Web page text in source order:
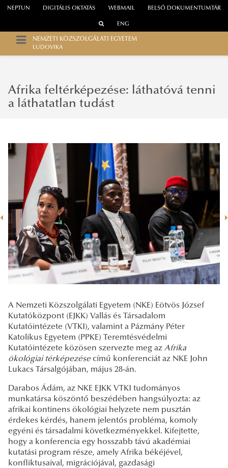
WEBMAIL
NEPTUN DIGITÁLIS OKTATÁS BELSŐ DOKUMENTUMTÁR
ENG
NEMZETI KÖZSZOLGÁLATI EGYETEM
LUDOVIKA
Afrika feltérképezése: láthatóvá tenni
a láthatatlan tudást
A Nemzeti Közszolgálati Egyetem (NKE) Eötvös József
Kutatóközpont (EJKK) Vallás és Társadalom
Kutatóintézete (VTKI), valamint a Pázmány Péter
Katolikus Egyetem (PPKE) Teremtésvédelmi
Kutatóintézete közösen szervezte meg az Afrika
ökológiai térképezésecímű konferenciát az NKE John
Lukacs Társalgójában, május 28-án.
Darabos Ádám, az NKE EJKK VTKI tudományos
munkatársa köszöntő beszédében hangsúlyozta: az
afrikai kontinens ökológiai helyzete nem pusztán
érdekes kérdés, hanem jelentős probléma, komoly
egyéni és társadalmi következményekkel. Kifejtette,
hogy a konferencia egy hosszabb távú akadémiai
kutatási program része, amely Afrika békéjével,
konfliktusaival, migrációjával, gazdasági